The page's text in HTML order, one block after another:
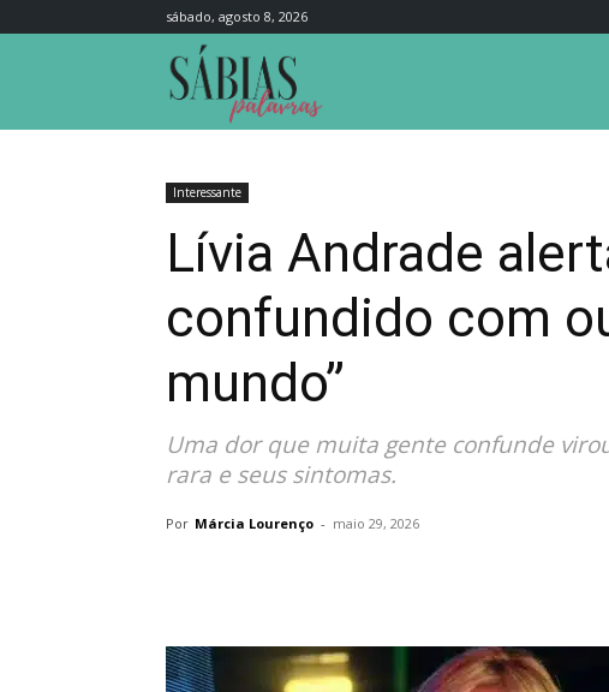
sábado, agosto 8, 2026
Interessante
Lívia Andrade
confundido com
mundo”
Uma dor que muita gente confunde
rara e seus sintomas.
Por Márcia Lourenço - maio 29, 2026